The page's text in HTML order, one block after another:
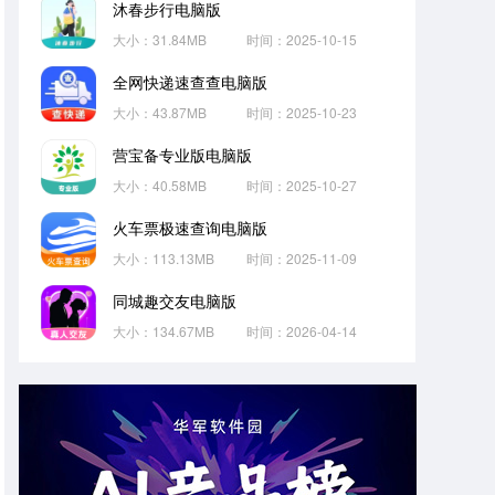
沐春步行电脑版
大小：31.84MB 时间：2025-10-15
全网快递速查查电脑版
大小：43.87MB 时间：2025-10-23
营宝备专业版电脑版
大小：40.58MB 时间：2025-10-27
火车票极速查询电脑版
大小：113.13MB 时间：2025-11-09
同城趣交友电脑版
大小：134.67MB 时间：2026-04-14